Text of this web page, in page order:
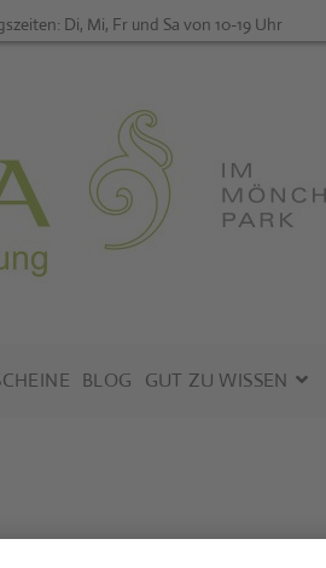
Di, Mi, Fr und Sa von 10-19 Uhr
BLOG GUT ZU WISSEN